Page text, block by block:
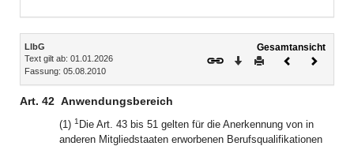
Inhalt
LlbG
Text gilt ab: 01.01.2026
Fassung: 05.08.2010
Gesamtansicht
Download
DruckenVorheriges
Art. 42 Anwendungsbereich
(1) 1 Die Art. 43 bis 51 gelten für die Anerkennung von in
anderen Mitgliedstaaten erworbenen Berufsqualifikationen